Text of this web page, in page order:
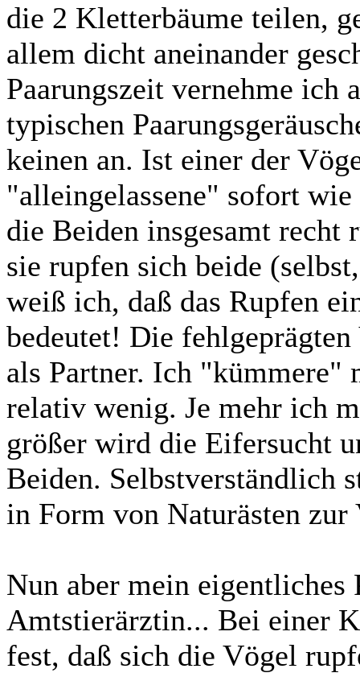
die 2 Kletterbäume teilen,
allem dicht aneinander
Paarungszeit vernehme ich
typischen
keinen an. Ist einer der
"alleingelassene" sofort
die Beiden insgesamt recht
sie rupfen sich beide
weiß ich, daß das Rupfen
bedeutet! Die
als Partner. Ich "kümmere"
relativ wenig. Je mehr ich
größer wird die Eifersucht
Beiden. Selbstverständlich
in Form von Naturästen zur
Nun aber mein eigentliches
Amtstierärztin... Bei einer
fest, daß sich die Vögel